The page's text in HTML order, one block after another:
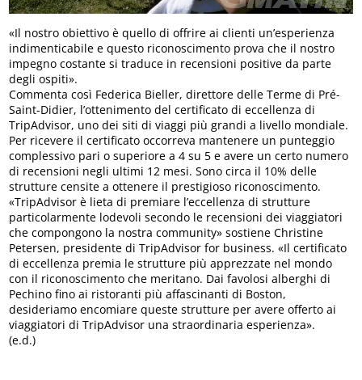
«Il nostro obiettivo è quello di offrire ai clienti un’esperienza
indimenticabile e questo riconoscimento prova che il nostro
impegno costante si traduce in recensioni positive da parte
degli ospiti».
Commenta così Federica Bieller, direttore delle Terme di Pré-
Saint-Didier, l’ottenimento del certificato di eccellenza di
TripAdvisor, uno dei siti di viaggi più grandi a livello mondiale.
Per ricevere il certificato occorreva mantenere un punteggio
complessivo pari o superiore a 4 su 5 e avere un certo numero
di recensioni negli ultimi 12 mesi. Sono circa il 10% delle
strutture censite a ottenere il prestigioso riconoscimento.
«TripAdvisor è lieta di premiare l’eccellenza di strutture
particolarmente lodevoli secondo le recensioni dei viaggiatori
che compongono la nostra community» sostiene Christine
Petersen, presidente di TripAdvisor for business. «Il certificato
di eccellenza premia le strutture più apprezzate nel mondo
con il riconoscimento che meritano. Dai favolosi alberghi di
Pechino fino ai ristoranti più affascinanti di Boston,
desideriamo encomiare queste strutture per avere offerto ai
viaggiatori di TripAdvisor una straordinaria esperienza».
(e.d.)